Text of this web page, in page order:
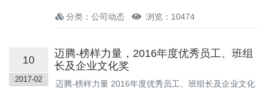
分类：公司动态 浏览：10474
10
2017-02
迈腾-榜样力量，2016年度优秀员工、班组
长及企业文化奖
迈腾-榜样力量 2016年度优秀员工、班组长及企业文化